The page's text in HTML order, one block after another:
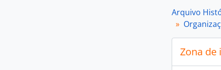
Arquivo
Zona de